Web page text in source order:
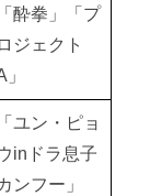
ー俳優９選
ー俳優９選
「酔拳」「プ
ロジェクト
」
「ユン・ピョ
in ドラ息子
ンフー」